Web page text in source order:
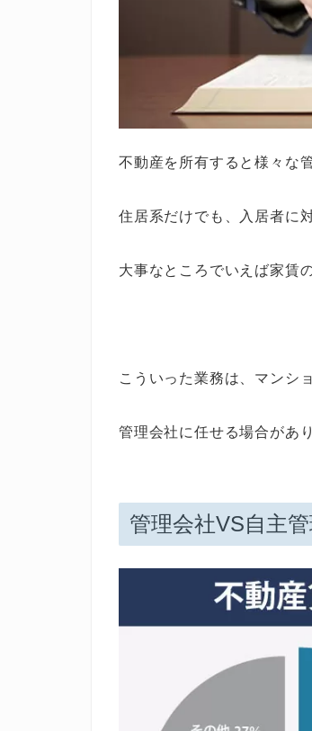
不動産を所有すると様々な
住居系だけでも、入居者に
大事なところでいえば家賃
こういった業務は、マンシ
管理会社に任せる場合があ
管理会社VS自主